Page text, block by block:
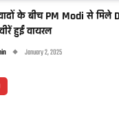
के बीच PM Modi से मिले
हुईं वायरल
January 2, 2025